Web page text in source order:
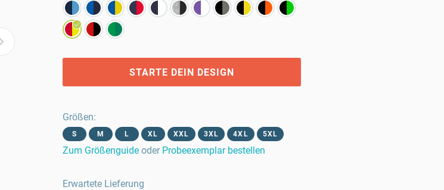
STARTE DEIN DESIGN
Größen:
S M L XL XXL 3XL 4XL 5XL
Zum Größenguide oder Probeexemplar bestellen
Erwartete Lieferung